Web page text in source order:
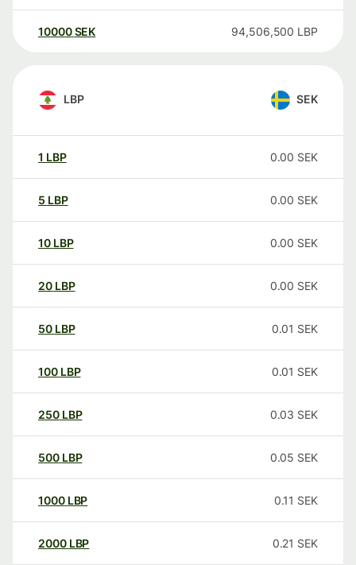
10000 SEK 94,506,500 LBP
LBP SEK
1 LBP 0.00 SEK
5 LBP 0.00 SEK
10 LBP 0.00 SEK
20 LBP 0.00 SEK
50 LBP 0.01 SEK
100 LBP 0.01 SEK
250 LBP 0.03 SEK
500 LBP 0.05 SEK
1000 LBP 0.11 SEK
2000 LBP 0.21 SEK